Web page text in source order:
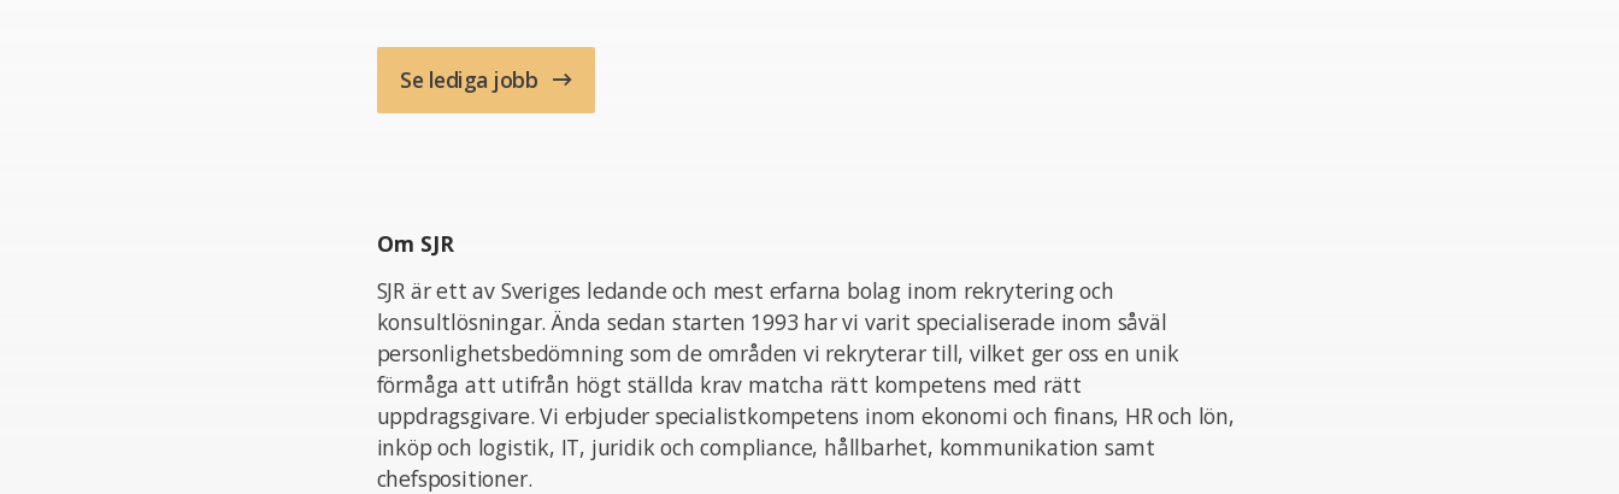
Se lediga jobb
Om SJR
SJR är ett av Sveriges ledande och mest erfarna bolag inom rekrytering och
konsultlösningar. Ända sedan starten 1993 har vi varit specialiserade inom såväl
personlighetsbedömning som de områden vi rekryterar till, vilket ger oss en unik
förmåga att utifrån högt ställda krav matcha rätt kompetens med rätt
uppdragsgivare. Vi erbjuder specialistkompetens inom ekonomi och finans, HR och lön,
inköp och logistik, IT, juridik och compliance, hållbarhet, kommunikation samt
chefspositioner.